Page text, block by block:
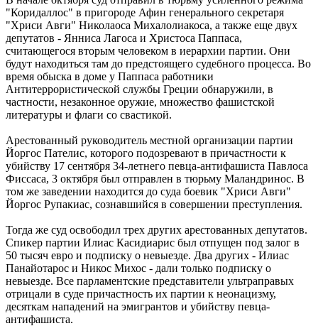
"Коридаллос" в пригороде Афин генерального секретаря
"Хриси Авги" Николаоса Михалолиакоса, а также еще двух
депутатов - Янниса Лагоса и Христоса Паппаса,
считающегося вторым человеком в иерархии партии. Они
будут находиться там до предстоящего судебного процесса. Во
время обыска в доме у Паппаса работники
Антитеррористической службы Греции обнаружили, в
частности, незаконное оружие, множество фашистской
литературы и флаги со свастикой.
Арестованный руководитель местной организации партии
Йоргос Пателис, которого подозревают в причастности к
убийству 17 сентября 34-летнего певца-антифашиста Павлоса
Фиссаса, 3 октября был отправлен в тюрьму Маландринос. В
том же заведении находится до суда боевик "Хриси Авги"
Йоргос Рупакиас, сознавшийся в совершении преступления.
Тогда же суд освободил трех других арестованных депутатов.
Спикер партии Илиас Касидиарис был отпущен под залог в
50 тысяч евро и подписку о невыезде. Два других - Илиас
Панайотарос и Никос Михос - дали только подписку о
невыезде. Все парламентские представители ультраправых
отрицали в суде причастность их партии к неонацизму,
десяткам нападений на эмигрантов и убийству певца-
антифашиста.